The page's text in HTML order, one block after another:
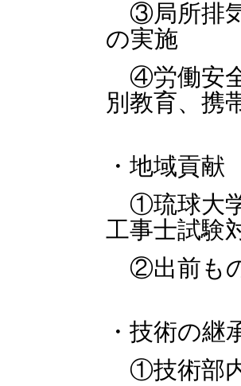
③局所排気
の実施
④労働安全
別教育、携
・地域貢献
①琉球大学
工事士試験
②出前も
・技術の継
①技術部